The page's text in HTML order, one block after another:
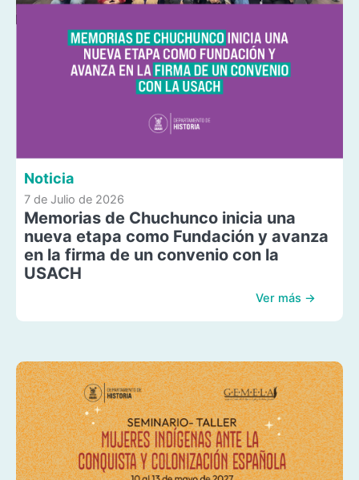
Noticia
7 de Julio de 2026
Memorias de Chuchunco inicia una
nueva etapa como Fundación y avanza
en la firma de un convenio con la
USACH
Ver más →